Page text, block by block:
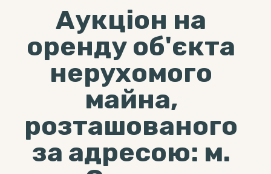
Аукціон на
оренду об'єкта
нерухомого
майна,
розташованого
за адресою: м.